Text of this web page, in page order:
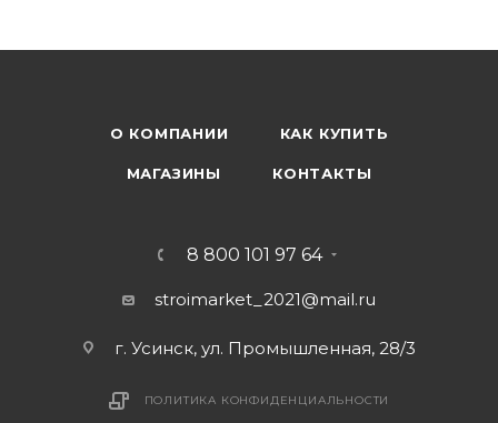
О КОМПАНИИ КАК КУПИТЬ
МАГАЗИНЫ КОНТАКТЫ
8 800 101 97 64
stroimarket_2021@mail.ru
г. Усинск, ул. Промышленная, 28/3
ПОЛИТИКА КОНФИДЕНЦИАЛЬНОСТИ